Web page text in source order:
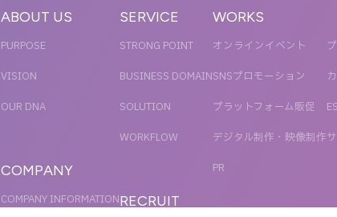
ABOUT US
PURPOSE
VISION
OUR DNA
COMPANY
COMPANY INFORMATION
SERVICE
STRONG POINT
BUSINESS DOMAIN
SOLUTION
WORKFLOW
RECRUIT
WORKS
オンラインイベント
SNSプロモーション
プラットフォーム販促
デジタル制作・映像制作
PR